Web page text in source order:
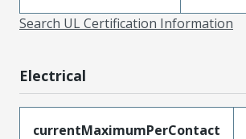
Search UL Certification Information
Electrical
currentMaximumPerContact